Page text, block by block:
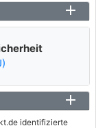
identifizierte